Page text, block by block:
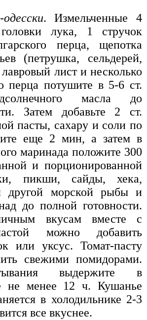
. Измельченные 4
лука, 1 стручок
перца, щепотка
(петрушка, сельдерей,
лист и несколько
перца потушите в 5-6 ст.
масла до
Затем добавьте 2 ст.
пасты, сахару и соли по
еще 2 мин, а затем в
маринада положите 300
и порционированной
пикши, сайды, хека,
другой морской рыбы и
до полной готовности.
вкусам вместе с
можно добавить
или уксус. Томат-пасту
свежими помидорами.
выдержите в
не менее 12 ч. Кушанье
в холодильнике 2-3
все вкуснее.